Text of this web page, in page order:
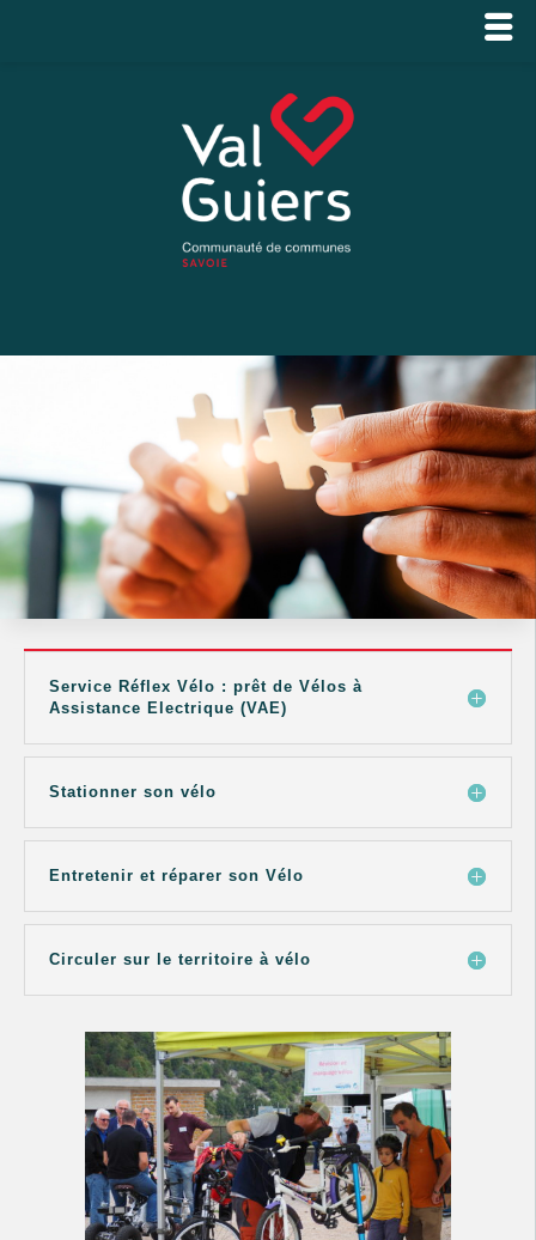
Service Réflex Vélo : prêt de Vélos à
Assistance Electrique (VAE)
Stationner son vélo
Entretenir et réparer son Vélo
Circuler sur le territoire à vélo